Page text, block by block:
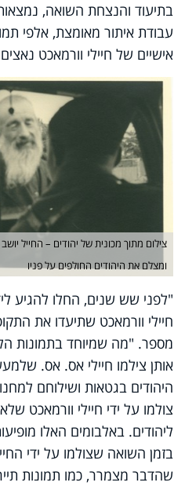
בתיעוד והנצחת השואה,
עבודת איתור מאומצת, אלפי
אישיים של חיילי וורמאכט
צילום מתוך מכונית של יהודים – החייל
ומצלם את היהודים החולפים על פניו
"לפני שש שנים, החלו להגיע
חיילי וורמאכט שתיעדו את
מספר. "מה שמיוחד בתמונות
אותן צילמו חיילי אס. אס.
היהודים בגטאות ושילוחם
צולמו על ידי חיילי וורמאכט
ליהודים. באלבומים האלו
בזמן השואה שצולמו על ידי
שהדבר מצמרר, כמו תמונות